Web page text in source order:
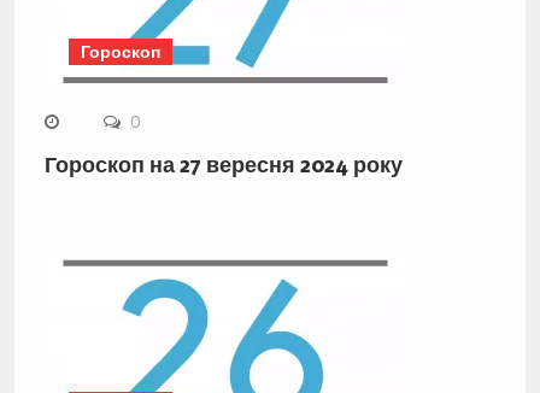
Гороскоп
0
Гороскоп на 27 вересня 2024 року